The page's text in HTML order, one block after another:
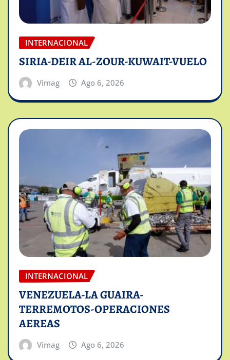
INTERNACIONAL
SIRIA-DEIR AL-ZOUR-KUWAIT-VUELO
Vimag Ago 6, 2026
INTERNACIONAL
VENEZUELA-LA GUAIRA-
TERREMOTOS-OPERACIONES
AEREAS
Vimag Ago 6, 2026